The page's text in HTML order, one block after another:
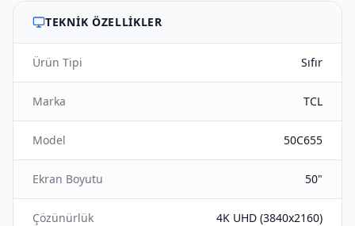
TEKNIK ÖZELLIKLER
Ürün Tipi Sıfır
Marka TCL
Model 50C655
Ekran Boyutu 50"
Çözünürlük 4K UHD (3840x2160)